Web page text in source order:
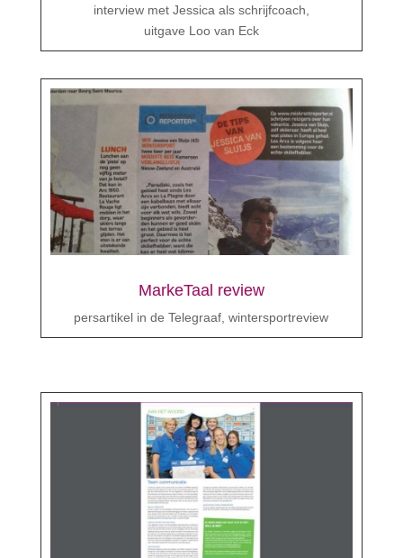
interview met Jessica als schrijfcoach,
uitgave Loo van Eck
MarkeTaal review
persartikel in de Telegraaf, wintersportreview